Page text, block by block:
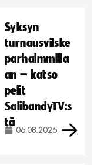
Syksyn
turnausvilske
parhaimmilla
an – katso
pelit
SalibandyTV:s
tä
06.08.2026